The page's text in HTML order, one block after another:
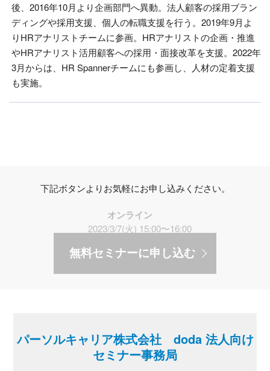
後、2016年10月より企画部門へ異動。法人顧客の採用ブラン
ディングや採用支援、個人の転職支援を行う。2019年9月よ
りHRアナリストチームに参画。HRアナリストの企画・推進
やHRアナリスト活用顧客への採用・面接改革を支援。2022年
3月からは、HR Spannerチームにも参画し、人材の定着支援
も実施。
下記ボタンよりお気軽にお申し込みください。
オンライン
2023/3/7(火) 15:00〜16:00
無料セミナーに申し込む
パーソルキャリア株式会社 doda 法人向け
セミナー事務局